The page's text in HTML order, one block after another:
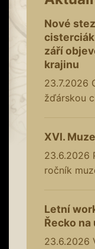
Nové
září
krajinu
23.7.2026
žďárskou
XVI.
23.6.2026
ročník
Letní
Řecko
23.6.2026